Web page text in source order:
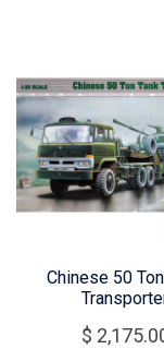
Chinese 50
$